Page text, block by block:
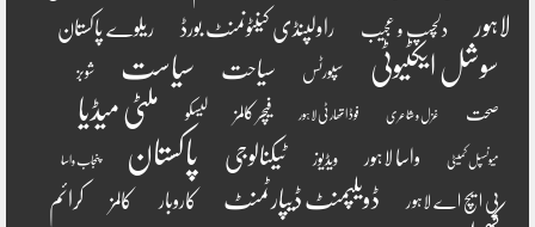
لاہور
دلچسپ و عجیب راولپنڈی کینٹونمنٹ بورڈ ریلوے پاکستان
سوشل ایکٹیوٹی سپورٹس سیاحت سیاست شوبز
صحت غزل و شاعری فوڈ اتھارٹی لاہور فیچر کالمز لیسکو ملٹی میڈیا
میونسپل کمیٹی واسا لاہور ویڈیوز ٹیکنالوجی پاکستان پنجاب واسا
پی ایچ اے لاہور ڈویلپمنٹ ڈیپارٹمنٹ کاروبار کالمز کرائم